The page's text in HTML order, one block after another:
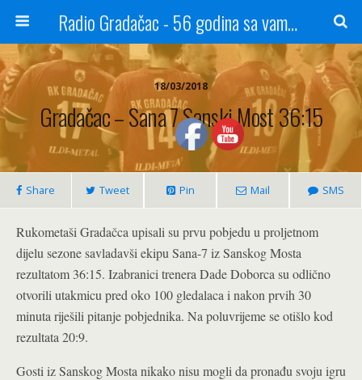
Radio Gradačac - 56 godina sa vama...
18/03/2018
Gradačac – Sana 7 Sanski Most 36:15
Share Tweet Pin Mail SMS
Rukometaši Gradačca upisali su prvu pobjedu u proljetnom
dijelu sezone savladavši ekipu Sana-7 iz Sanskog Mosta
rezultatom 36:15. Izabranici trenera Dade Doborca su odlično
otvorili utakmicu pred oko 100 gledalaca i nakon prvih 30
minuta riješili pitanje pobjednika. Na poluvrijeme se otišlo kod
rezultata 20:9.
Gosti iz Sanskog Mosta nikako nisu mogli da pronađu svoju igru